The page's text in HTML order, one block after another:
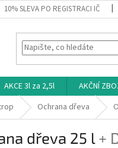
10% SLEVA PO REGISTRACI IČ
AKCE 3l za 2,5l AKČNÍ
Ochrana dřeva
dřeva 25 l+